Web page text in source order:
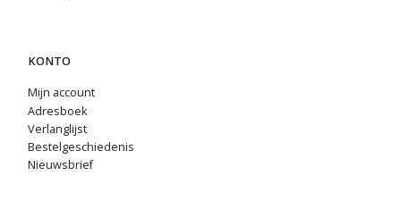
KONTO
Mijn account
Adresboek
Verlanglijst
Bestelgeschiedenis
Nieuwsbrief